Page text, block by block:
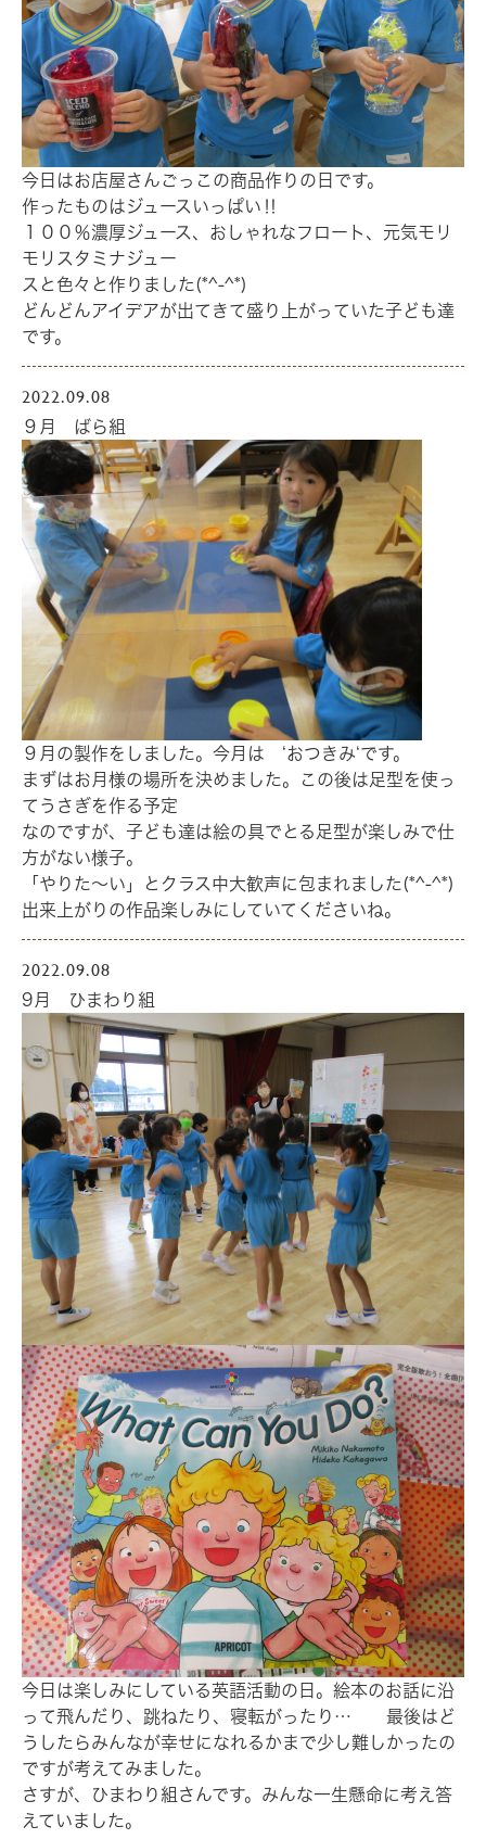
今日はお店屋さんごっこの商品作りの日です。
作ったものはジュースいっぱい‼
１００％濃厚ジュース、おしゃれなフロート、元気モリ
モリスタミナジュー
スと色々と作りました(*^-^*)
どんどんアイデアが出てきて盛り上がっていた子ども達
です。
2022.09.08
９月 ばら組
９月の製作をしました。今月は ‘おつきみ‘です。
まずはお月様の場所を決めました。この後は足型を使っ
てうさぎを作る予定
なのですが、子ども達は絵の具でとる足型が楽しみで仕
方がない様子。
「やりた～い」とクラス中大歓声に包まれました(*^-^*)
出来上がりの作品楽しみにしていてくださいね。
2022.09.08
9月 ひまわり組
今日は楽しみにしている英語活動の日。絵本のお話に沿
って飛んだり、跳ねたり、寝転がったり… 最後はど
うしたらみんなが幸せになれるかまで少し難しかったの
ですが考えてみました。
さすが、ひまわり組さんです。みんな一生懸命に考え答
えていました。